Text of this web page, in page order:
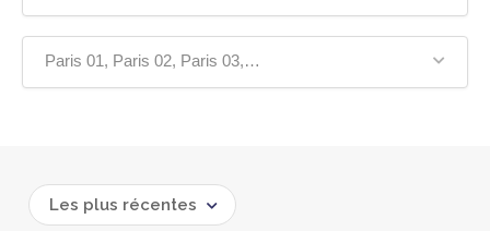
Paris 01, Paris 02, Paris 03, Paris 04
Les plus récentes